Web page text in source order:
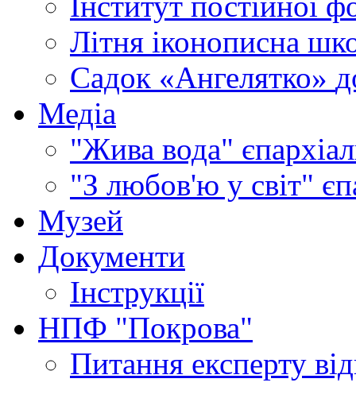
Літня іконописна
Садок «Ангелятко»
Медіа
"Жива вода"
"З любов'ю у світ"
Музей
Документи
Інструкції
НПФ "Покрова"
Питання експерту